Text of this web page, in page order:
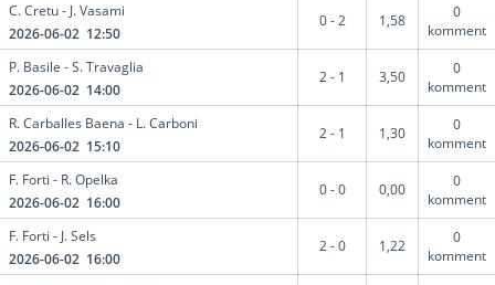
C. Cretu - J. Vasami
2026-06-02 12:50
0 - 2 1,58
0
komment
P. Basile - S. Travaglia
2026-06-02 14:00
2 - 1 3,50
0
komment
R. Carballes Baena - L. Carboni
2026-06-02 15:10
2 - 1 1,30
0
komment
F. Forti - R. Opelka
2026-06-02 16:00
0 - 0 0,00
0
komment
F. Forti - J. Sels
2026-06-02 16:00
2 - 0 1,22
0
komment